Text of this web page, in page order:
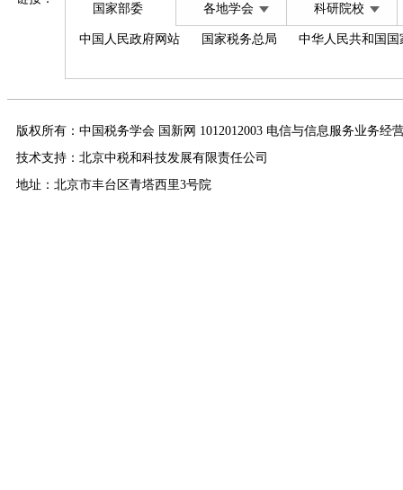
国家部委 各地学会 科研院校
中国人民政府网站 国家税务总局 中华人民共和国
版权所有：中国税务学会 国新网 1012012003 电信与信息服务业务经
技术支持：北京中税和科技发展有限责任公司
地址：北京市丰台区青塔西里3号院